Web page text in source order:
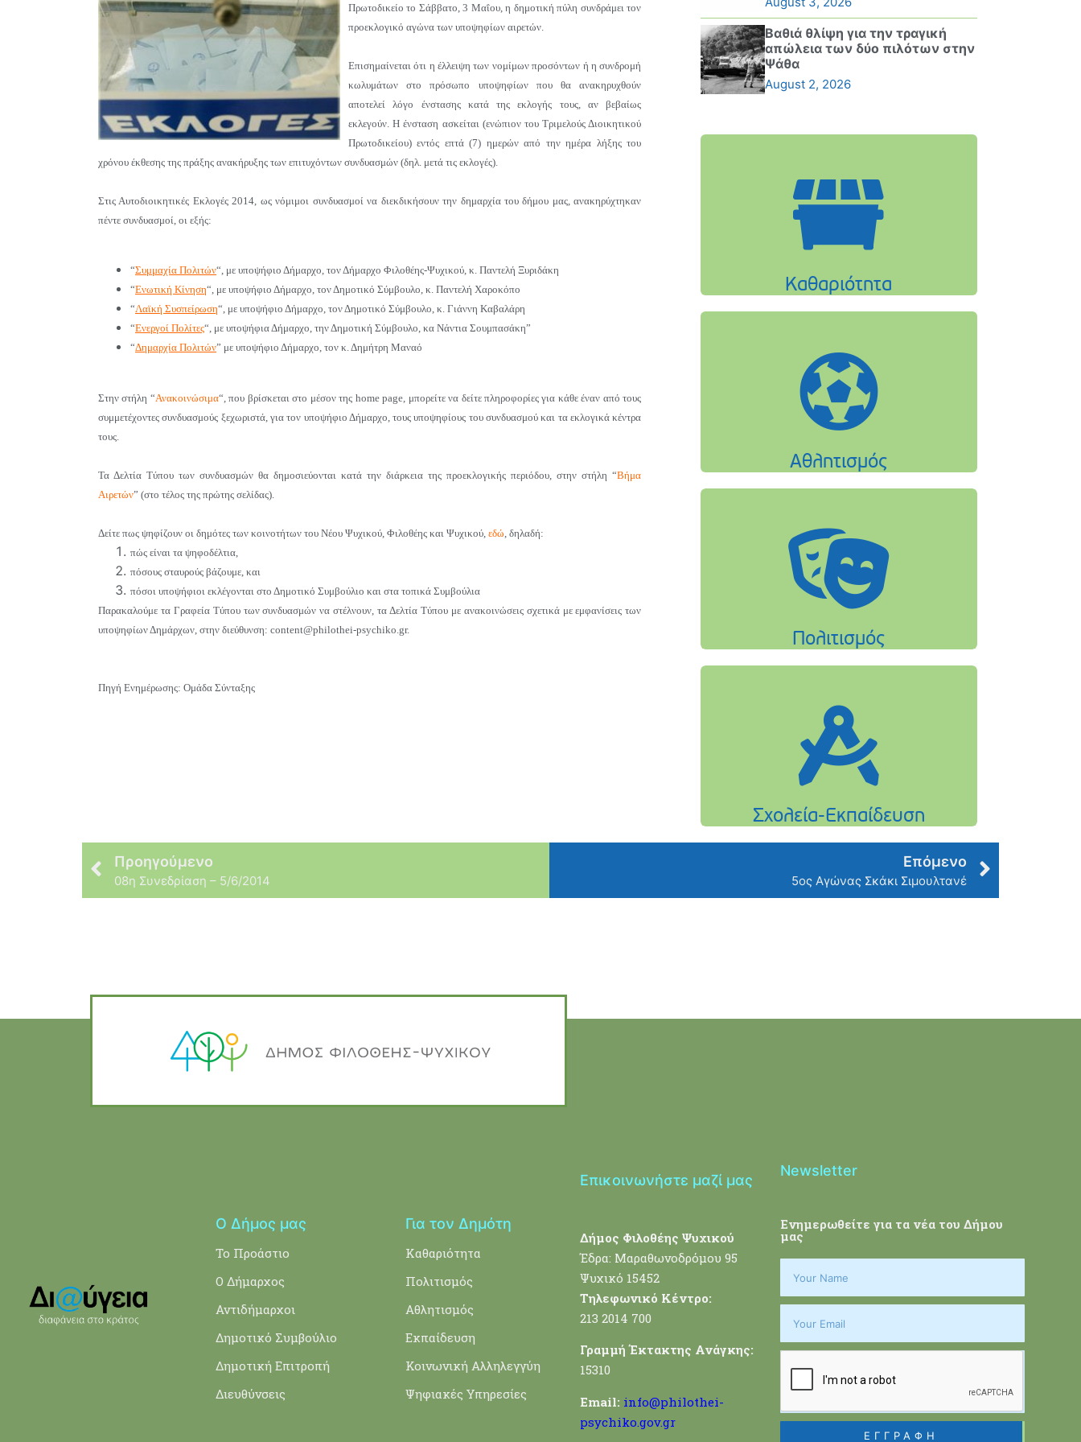
Πρωτοδικείο το Σάββατο, 3 Μαΐου, η δημοτική πύλη συνδράμει τον
προεκλογικό αγώνα των υποψηφίων αιρετών.
Επισημαίνεται ότι η έλλειψη των νομίμων προσόντων ή η συνδρομή
κωλυμάτων στο πρόσωπο υποψηφίων που θα ανακηρυχθούν
αποτελεί λόγο ένστασης κατά της εκλογής τους, αν βεβαίως
εκλεγούν. Η ένσταση ασκείται (ενώπιον του Τριμελούς Διοικητικού
Πρωτοδικείου) εντός επτά (7) ημερών από την ημέρα λήξης του
χρόνου έκθεσης της πράξης ανακήρυξης των επιτυχόντων συνδυασμών (δηλ. μετά τις εκλογές).
Στις Αυτοδιοικητικές Εκλογές 2014, ως νόμιμοι συνδυασμοί να διεκδικήσουν την δημαρχία του δήμου μας, ανακηρύχτηκαν
πέντε συνδυασμοί, οι εξής:
“Συμμαχία Πολιτών“, με υποψήφιο Δήμαρχο, τον Δήμαρχο Φιλοθέης-Ψυχικού, κ. Παντελή Ξυριδάκη
“Ενωτική Κίνηση“, με υποψήφιο Δήμαρχο, τον Δημοτικό Σύμβουλο, κ. Παντελή Χαροκόπο
“Λαϊκή Συσπείρωση“, με υποψήφιο Δήμαρχο, τον Δημοτικό Σύμβουλο, κ. Γιάννη Καβαλάρη
“Ενεργοί Πολίτες“, με υποψήφια Δήμαρχο, την Δημοτική Σύμβουλο, κα Νάντια Σουμπασάκη”
“Δημαρχία Πολιτών” με υποψήφιο Δήμαρχο, τον κ. Δημήτρη Μαναό
Στην στήλη “Ανακοινώσιμα“, που βρίσκεται στο μέσον της home page, μπορείτε να δείτε πληροφορίες για κάθε έναν από τους
συμμετέχοντες συνδυασμούς ξεχωριστά, για τον υποψήφιο Δήμαρχο, τους υποψηφίους του συνδυασμού και τα εκλογικά κέντρα
τους.
Τα Δελτία Τύπου των συνδυασμών θα δημοσιεύονται κατά την διάρκεια της προεκλογικής περιόδου,στην στήλη “Βήμα
Αιρετών” (στο τέλος της πρώτης σελίδας).
Δείτε πως ψηφίζουν οι δημότες των κοινοτήτων του Νέου Ψυχικού, Φιλοθέης και Ψυχικού, εδώ , δηλαδή:
πώς είναι τα ψηφοδέλτια,
πόσους σταυρούς βάζουμε, και
πόσοι υποψήφιοι εκλέγονται στο Δημοτικό Συμβούλιο και στα τοπικά Συμβούλια
Παρακαλούμε τα Γραφεία Τύπου των συνδυασμών να στέλνουν, τα Δελτία Τύπου με ανακοινώσεις σχετικά με εμφανίσεις των
υποψηφίων Δημάρχων , στην διεύθυνση: content@philothei-psychiko.gr.
Πηγή Ενημέρωσης: Ομάδα Σύνταξης
Βαθιά θλίψη για την τραγική
απώλεια των δύο πιλότων στην
Ψάθα
August 2, 2026
Προηγούμενο
08η Συνεδρίαση – 5/6/2014
Επόμενο
5ος Αγώνας Σκάκι Σιμουλτανέ
Ο Δήμος μας
Το Προάστιο
Ο Δήμαρχος
Αντιδήμαρχοι
Δημοτικό Συμβούλιο
Δημοτική Επιτροπή
Διευθύνσεις
Για τον Δημότη
Καθαριότητα
Πολιτισμός
Αθλητισμός
Εκπαίδευση
Κοινωνική Αλληλεγγύη
Ψηφιακές Υπηρεσίες
Επικοινωνήστε μαζί μας
Δήμος Φιλοθέης Ψυχικού
Έδρα: Μαραθωνοδρόμου 95
Ψυχικό 15452
Τηλεφωνικό Κέντρο:
213 2014 700
Γραμμή Έκτακτης Ανάγκης:
15310
Email: info@philothei-
psychiko.gov.gr
Newsletter
Ενημερωθείτε για τα νέα του Δήμου
μας
ΕΓΓΡΑΦΗ